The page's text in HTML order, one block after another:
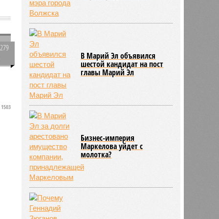
1503
В Марий Эл объявился
шестой кандидат на пост
главы Марий Эл
Бизнес-империя
Маркелова уйдет с
молотка?